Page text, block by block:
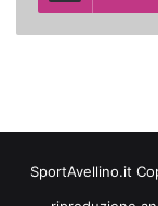
SportAvellino.it